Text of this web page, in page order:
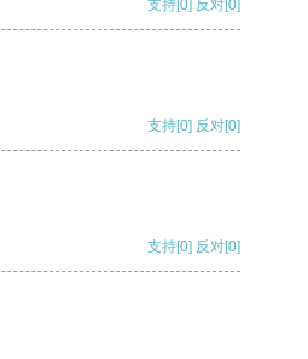
支持[0] 反对[0]
支持[0] 反对[0]
支持[0] 反对[0]